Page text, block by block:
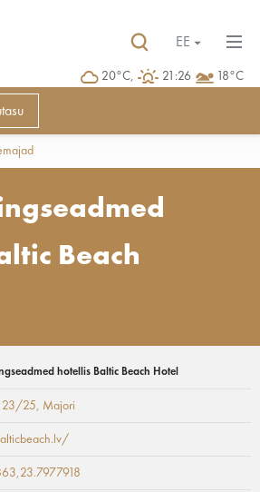
20°C, 21:26 18°C
EE
Beach
hotellis Baltic Beach Hotel
23/25, Majori